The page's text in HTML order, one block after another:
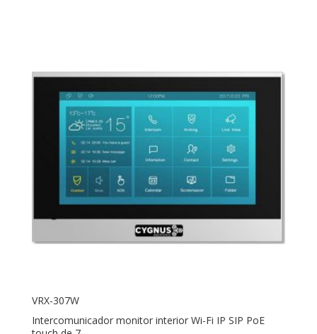
VRX-307W
Intercomunicador monitor interior Wi-Fi IP SIP PoE